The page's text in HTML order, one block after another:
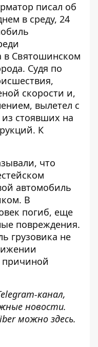
писал об
​​в среду, 24
в Святошинском
Судя по
скорости и,
вылетел с
из стоявших на
К
что
автомобиль
. В
погиб, еще
повреждения.
грузовика не
причиной
канал,
новости.
можно здесь.